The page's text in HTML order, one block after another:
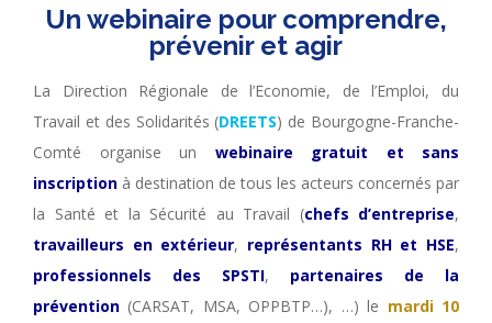
Un webinaire pour comprendre,
prévenir et agir
La Direction Régionale de l’Economie, de l’Emploi, du
Travail et des Solidarités (DREETS) de Bourgogne-Franche-
Comté organise un webinaire gratuit et sans
inscription à destination de tous les acteurs concernés par
la Santé et la Sécurité au Travail (chefs d’entreprise,
travailleurs en extérieur, représentants RH et HSE,
professionnels des SPSTI, partenaires de la
prévention (CARSAT, MSA, OPPBTP…), …) le mardi 10